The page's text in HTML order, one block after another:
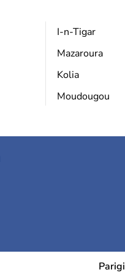
I-n-Tigar
Mazaroura
Kolia
Moudougou
Parigi